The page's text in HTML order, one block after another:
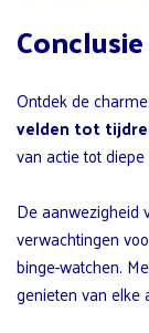
Conclusie
Ontdek de
velden tot
van actie tot
De aanwezigheid
verwachtingen
binge-watchen.
genieten van elke